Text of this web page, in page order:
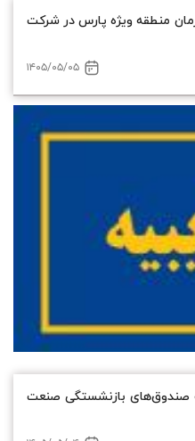
۱۴۰۵/۰۵/۰۵
بازنشستگی صنعت
۱۴۰۵/۰۵/۰۴